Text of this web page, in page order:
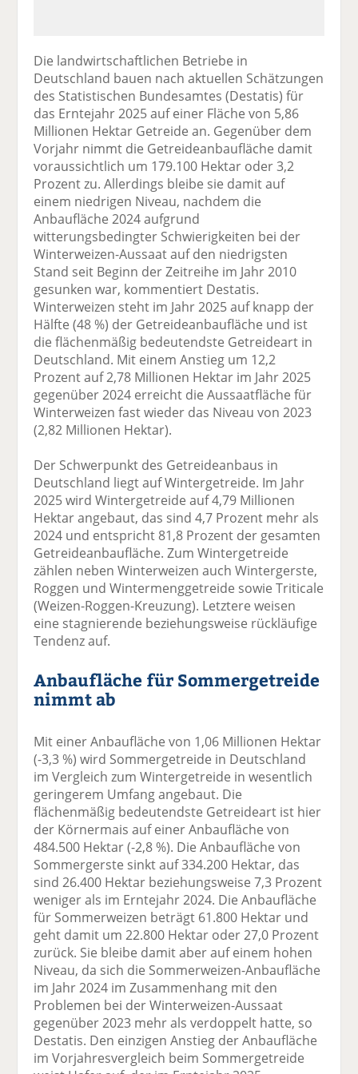
Die landwirtschaftlichen Betriebe in
Deutschland bauen nach aktuellen Schätzungen
des Statistischen Bundesamtes (Destatis) für
das Erntejahr 2025 auf einer Fläche von 5,86
Millionen Hektar Getreide an. Gegenüber dem
Vorjahr nimmt die Getreideanbaufläche damit
voraussichtlich um 179.100 Hektar oder 3,2
Prozent zu. Allerdings bleibe sie damit auf
einem niedrigen Niveau, nachdem die
Anbaufläche 2024 aufgrund
witterungsbedingter Schwierigkeiten bei der
Winterweizen-Aussaat auf den niedrigsten
Stand seit Beginn der Zeitreihe im Jahr 2010
gesunken war, kommentiert Destatis.
Winterweizen steht im Jahr 2025 auf knapp der
Hälfte (48 %) der Getreideanbaufläche und ist
die flächenmäßig bedeutendste Getreideart in
Deutschland. Mit einem Anstieg um 12,2
Prozent auf 2,78 Millionen Hektar im Jahr 2025
gegenüber 2024 erreicht die Aussaatfläche für
Winterweizen fast wieder das Niveau von 2023
(2,82 Millionen Hektar).
Der Schwerpunkt des Getreideanbaus in
Deutschland liegt auf Wintergetreide. Im Jahr
2025 wird Wintergetreide auf 4,79 Millionen
Hektar angebaut, das sind 4,7 Prozent mehr als
2024 und entspricht 81,8 Prozent der gesamten
Getreideanbaufläche. Zum Wintergetreide
zählen neben Winterweizen auch Wintergerste,
Roggen und Wintermenggetreide sowie Triticale
(Weizen-Roggen-Kreuzung). Letztere weisen
eine stagnierende beziehungsweise rückläufige
Tendenz auf.
Anbaufläche für Sommergetreide
nimmt ab
Mit einer Anbaufläche von 1,06 Millionen Hektar
(-3,3 %) wird Sommergetreide in Deutschland
im Vergleich zum Wintergetreide in wesentlich
geringerem Umfang angebaut. Die
flächenmäßig bedeutendste Getreideart ist hier
der Körnermais auf einer Anbaufläche von
484.500 Hektar (-2,8 %). Die Anbaufläche von
Sommergerste sinkt auf 334.200 Hektar, das
sind 26.400 Hektar beziehungsweise 7,3 Prozent
weniger als im Erntejahr 2024. Die Anbaufläche
für Sommerweizen beträgt 61.800 Hektar und
geht damit um 22.800 Hektar oder 27,0 Prozent
zurück. Sie bleibe damit aber auf einem hohen
Niveau, da sich die Sommerweizen-Anbaufläche
im Jahr 2024 im Zusammenhang mit den
Problemen bei der Winterweizen-Aussaat
gegenüber 2023 mehr als verdoppelt hatte, so
Destatis. Den einzigen Anstieg der Anbaufläche
im Vorjahresvergleich beim Sommergetreide